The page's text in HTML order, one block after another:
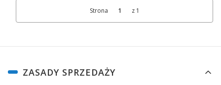
Strona z 1
Linki w stopce
ZASADY SPRZEDAŻY